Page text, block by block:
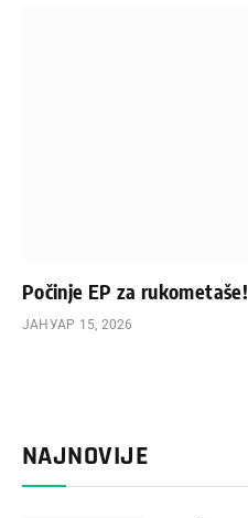
Počinje EP za rukometaše!
ЈАНУАР 15, 2026
NAJNOVIJE